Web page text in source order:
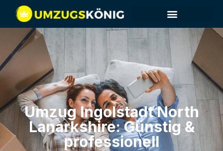
Umzug Ingolstadt​ North
Lanarkshire: Günstig &
professionell​